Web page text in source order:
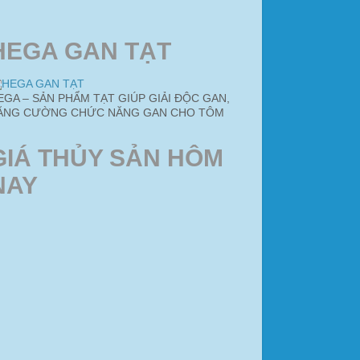
GAN TẠT
– SẢN PHẨM TẠT GIÚP GIẢI ĐỘC GAN,
CƯỜNG CHỨC NĂNG GAN CHO TÔM
THỦY SẢN HÔM